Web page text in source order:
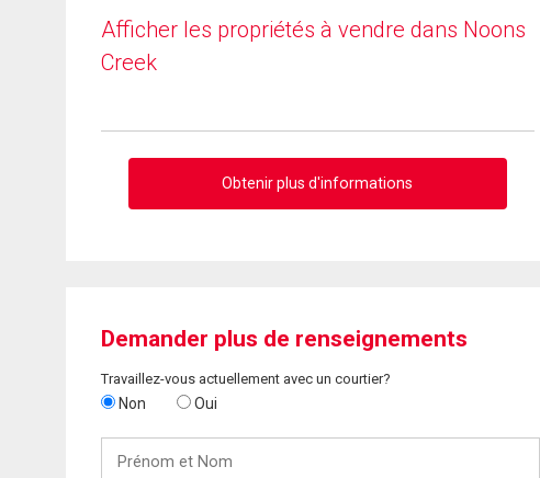
Afficher les propriétés à vendre dans Noons
Creek
Obtenir plus d'informations
Demander plus de renseignements
Travaillez-vous actuellement avec un courtier?
Non Oui